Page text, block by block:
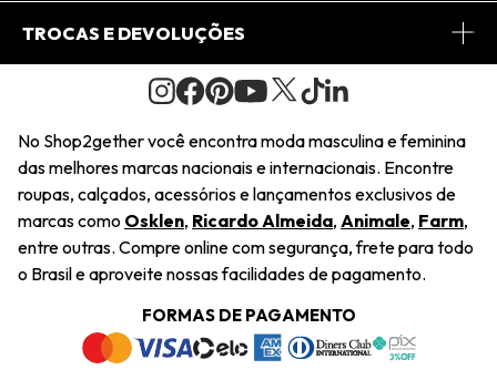
Journal
Saiu na Mídia
Sustentabilidade
Navegando
Termos e Condições
Regulamento e Promoções
Minha Conta
Pedido de Presente
Wishlist
TROCAS E DEVOLUÇÕES
Condições Gerais
Troca Fácil
Restituição de Pagamento
Dúvidas Frequentes
Termos e Condições
Política de Privacidade
No Shop2gether você encontra moda masculina e feminina
das melhores marcas nacionais e internacionais. Encontre
roupas, calçados, acessórios e lançamentos exclusivos de
marcas como Osklen, Ricardo Almeida, Animale, Farm,
entre outras. Compre online com segurança, frete para todo
o Brasil e aproveite nossas facilidades de pagamento.
FORMAS DE PAGAMENTO